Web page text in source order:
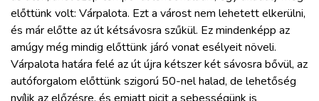
előttünk volt: Várpalota. Ezt a várost nem lehetett elkerülni,
és már előtte az út kétsávosra szűkül. Ez mindenképp az
amúgy még mindig előttünk járó vonat esélyeit növeli.
Várpalota határa felé az út újra kétszer két sávosra bővül, az
autóforgalom előttünk szigorú 50-nel halad, de lehetőség